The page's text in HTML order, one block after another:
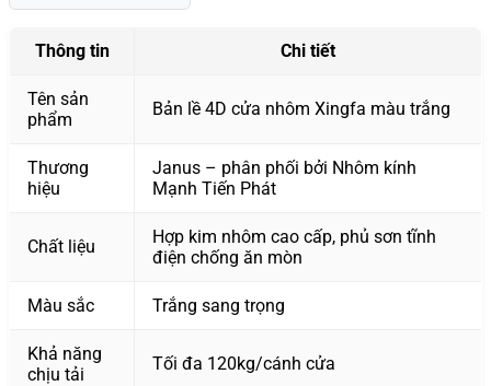
Thông tin Chi tiết
Tên sản
phẩm
Bản lề 4D cửa nhôm Xingfa màu trắng
Thương
hiệu
Janus – phân phối bởi Nhôm kính
Mạnh Tiến Phát
Chất liệu
Hợp kim nhôm cao cấp, phủ sơn tĩnh
điện chống ăn mòn
Màu sắc Trắng sang trọng
Khả năng
chịu tải
Tối đa 120kg/cánh cửa